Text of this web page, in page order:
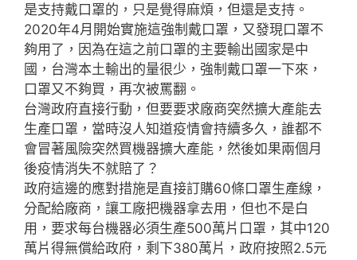
是支持戴口罩的，只是覺得麻煩，但還是支持。
2020年4月開始實施這強制戴口罩，又發現口罩不
夠用了，因為在這之前口罩的主要輸出國家是中
國，台灣本土輸出的量很少，強制戴口罩一下來，
口罩又不夠買，再次被罵翻。
台灣政府直接行動，但要要求廠商突然擴大產能去
生產口罩，當時沒人知道疫情會持續多久，誰都不
會冒著風險突然買機器擴大產能，然後如果兩個月
後疫情消失不就賠了？
政府這邊的應對措施是直接訂購60條口罩生產線，
分配給廠商，讓工廠把機器拿去用，但也不是白
用，要求每台機器必須生產500萬片口罩，其中120
萬片得無償給政府，剩下380萬片，政府按照2.5元